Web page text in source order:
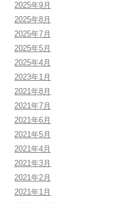
2025年9月
2025年8月
2025年7月
2025年5月
2025年4月
2023年1月
2021年8月
2021年7月
2021年6月
2021年5月
2021年4月
2021年3月
2021年2月
2021年1月